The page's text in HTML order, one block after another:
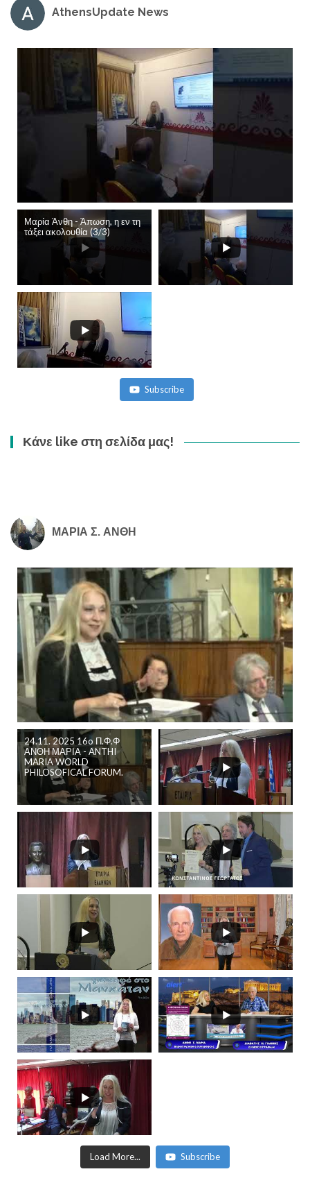
AthensUpdate News
Μαρία Άνθη - Άπωση, η εν τη
τάξει ακολουθία (3/3)
Subscribe
Κάνε like στη σελίδα μας!
ΜΑΡΙΑ Σ. ΑΝΘΗ
24.11. 2025 16o Π.Φ.Φ
ΑΝΘΗ ΜΑΡΙΑ - ANTHI
MARIA WORLD
PHILOSOFICAL FORUM.
Load More... Subscribe